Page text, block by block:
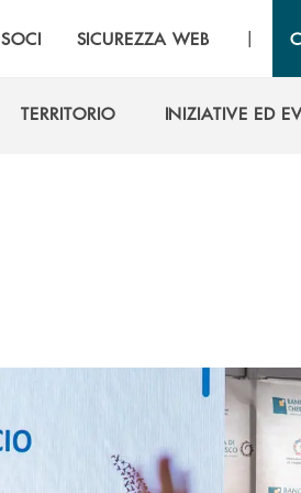
SOCI SICUREZZA WEB |
TERRITORIO
INIZIATIVE ED